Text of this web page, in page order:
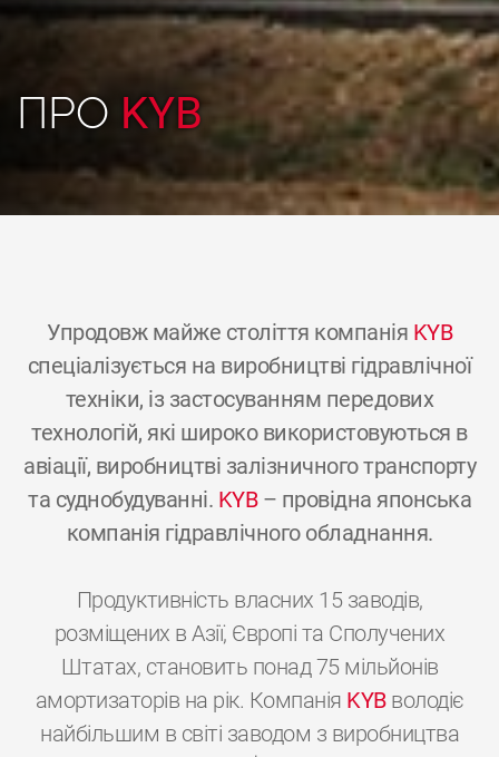
ПРО KYB
Упродовж майже століття компанія KYB
спеціалізується на виробництві гідравлічної
техніки, із застосуванням передових
технологій, які широко використовуються в
авіації, виробництві залізничного транспорту
та суднобудуванні. KYB– провідна японська
компанія гідравлічного обладнання.
Продуктивність власних 15 заводів,
розміщених в Азії, Європі та Сполучених
Штатах, становить понад 75 мільйонів
амортизаторів на рік. Компанія KYBволодіє
найбільшим в світі заводом з виробництва